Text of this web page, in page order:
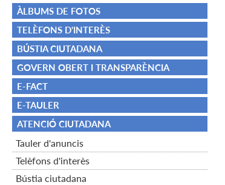
ÀLBUMS DE FOTOS
TELÈFONS D'INTERÈS
BÚSTIA CIUTADANA
GOVERN OBERT I TRANSPARÈNCIA
E-FACT
E-TAULER
ATENCIÓ CIUTADANA
Tauler d'anuncis
Telèfons d'interès
Bústia ciutadana